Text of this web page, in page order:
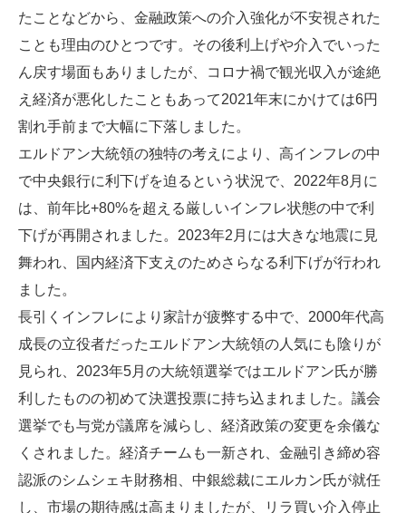
たことなどから、金融政策への介入強化が不安視された
ことも理由のひとつです。その後利上げや介入でいった
ん戻す場面もありましたが、コロナ禍で観光収入が途絶
え経済が悪化したこともあって2021年末にかけては6円
割れ手前まで大幅に下落しました。
エルドアン大統領の独特の考えにより、高インフレの中
で中央銀行に利下げを迫るという状況で、2022年8月に
は、前年比+80%を超える厳しいインフレ状態の中で利
下げが再開されました。2023年2月には大きな地震に見
舞われ、国内経済下支えのためさらなる利下げが行われ
ました。
長引くインフレにより家計が疲弊する中で、2000年代高
成長の立役者だったエルドアン大統領の人気にも陰りが
見られ、2023年5月の大統領選挙ではエルドアン氏が勝
利したものの初めて決選投票に持ち込まれました。議会
選挙でも与党が議席を減らし、経済政策の変更を余儀な
くされました。経済チームも一新され、金融引き締め容
認派のシムシェキ財務相、中銀総裁にエルカン氏が就任
し、市場の期待感は高まりましたが、リラ買い介入停止